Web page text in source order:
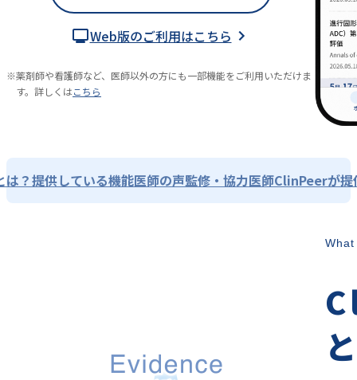
Web版のご利用はこちら
※薬剤師や看護師など、医師以外の方にも一部機能をご利用いただけま
す。詳しくはこちら
？提供している機能医師の声監修・協力医師ClinPeerが提